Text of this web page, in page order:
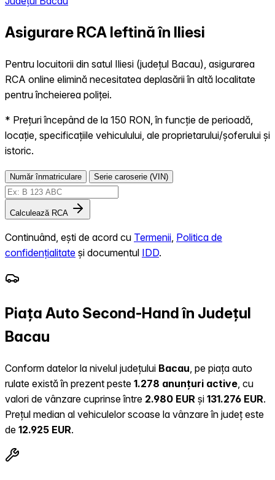
Asigurare RCA Ieftină în Iliesi
Pentru locuitorii din satul Iliesi (județul Bacau), asigurarea
RCA online elimină necesitatea deplasării în altă localitate
pentru încheierea poliței.
* Prețuri începând de la 150 RON, în funcție de perioadă,
locație, specificațiile vehiculului, ale proprietarului/șoferului și
istoric.
Număr înmatriculare Serie caroserie (VIN)
Calculează RCA
Continuând, ești de acord cu Termenii Politica de
confidențialitate și documentul IDD.
Piața Auto Second-Hand în Județul
Bacau
Conform datelor la nivelul județului Bacau , pe piața auto
rulate există în prezent peste 1.278 anunțuri active , cu
valori de vânzare cuprinse între 2.980 EUR și 131.276 EUR.
Prețul median al vehiculelor scoase la vânzare în județ este
de 12.925 EUR.